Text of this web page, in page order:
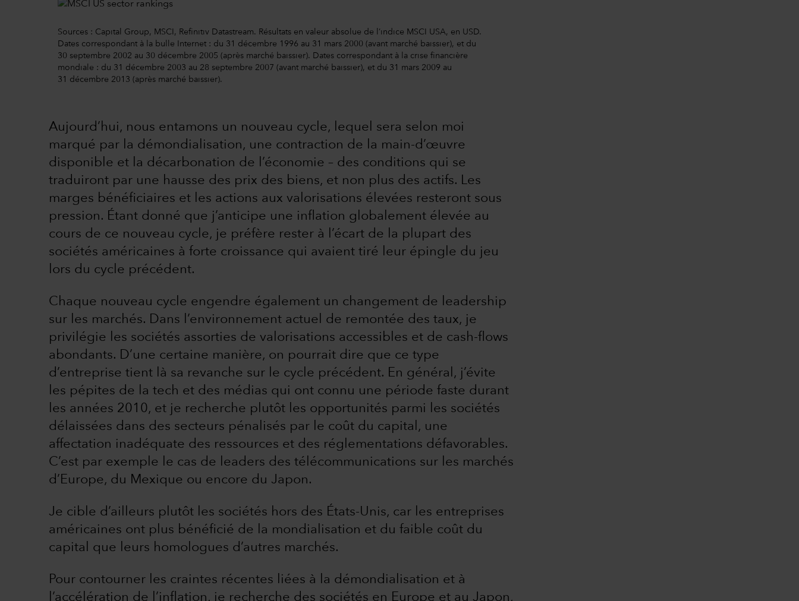
Sources : Capital Group, MSCI, Refinitiv Datastream. Résultats en valeur absolue de l’indice MSCI USA, en USD.
Dates correspondant à la bulle Internet : du 31 décembre 1996 au 31 mars 2000 (avant marché baissier), et du
30 septembre 2002 au 30 décembre 2005 (après marché baissier). Dates correspondant à la crise financière
mondiale : du 31 décembre 2003 au 28 septembre 2007 (avant marché baissier), et du 31 mars 2009 au
31 décembre 2013 (après marché baissier).
Aujourd’hui, nous entamons un nouveau cycle, lequel sera selon moi
marqué par la démondialisation, une contraction de la main-d’œuvre
disponible et la décarbonation de l’économie – des conditions qui se
traduiront par une hausse des prix des biens, et non plus des actifs. Les
marges bénéficiaires et les actions aux valorisations élevées resteront sous
pression. Étant donné que j’anticipe une inflation globalement élevée au
cours de ce nouveau cycle, je préfère rester à l’écart de la plupart des
sociétés américaines à forte croissance qui avaient tiré leur épingle du jeu
lors du cycle précédent.
Chaque nouveau cycle engendre également un changement de leadership
sur les marchés. Dans l’environnement actuel de remontée des taux, je
privilégie les sociétés assorties de valorisations accessibles et de cash-flows
abondants. D’une certaine manière, on pourrait dire que ce type
d’entreprise tient là sa revanche sur le cycle précédent. En général, j’évite
les pépites de la tech et des médias qui ont connu une période faste durant
les années 2010, et je recherche plutôt les opportunités parmi les sociétés
délaissées dans des secteurs pénalisés par le coût du capital, une
affectation inadéquate des ressources et des réglementations défavorables.
C’est par exemple le cas de leaders des télécommunications sur les marchés
d’Europe, du Mexique ou encore du Japon.
Je cible d’ailleurs plutôt les sociétés hors des États-Unis, car les entreprises
américaines ont plus bénéficié de la mondialisation et du faible coût du
capital que leurs homologues d’autres marchés.
Pour contourner les craintes récentes liées à la démondialisation et à
l’accélération de l’inflation, je recherche des sociétés en Europe et au Japon,